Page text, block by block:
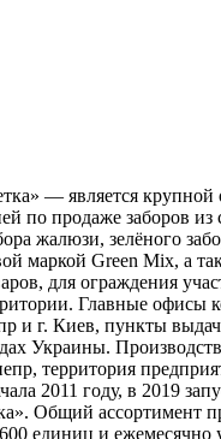
— является крупной
по продаже заборов из
жалюзи, зелёного
маркой Green Mix, а
для ограждения
Главные офисы
и г. Киев, пункты
Украины.
территория
2011 году, в 2019
Общий ассортимент
единиц и ежемесячно